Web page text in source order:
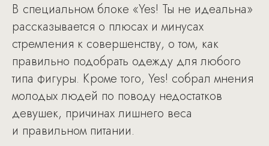
В специальном блоке «Yes! Ты не идеальна»
рассказывается о плюсах и минусах
стремления к совершенству, о том, как
правильно подобрать одежду для любого
типа фигуры. Кроме того, Yes! собрал мнения
молодых людей по поводу недостатков
девушек, причинах лишнего веса
и правильном питании.